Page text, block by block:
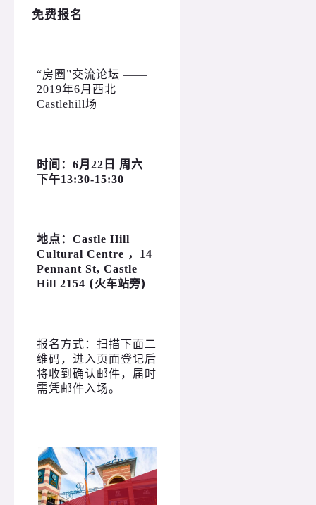
免费报名
“房圈”交流论坛 ——
2019年6月西北
Castlehill场
时间：6月22日 周六
下午13:30-15:30
地点： Castle Hill
Cultural Centre ， 14
Pennant St, Castle
Hill 2154 (火车站旁)
报名方式：扫描下面二
维码，进入页面登记后
将收到确认邮件，届时
需凭邮件入场。